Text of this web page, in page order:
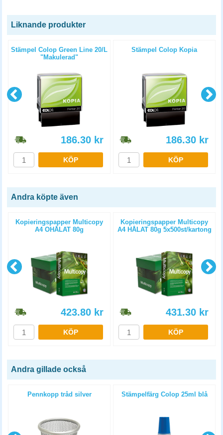
Liknande produkter
Stämpel Colop Green Line 20/L
"Makulerad"
186.30 kr
KÖP
Stämpel Colop Kopia
186.30 kr
KÖP
Andra köpte även
Kopieringspapper Multicopy
A4 OHÅLAT 80g
423.80 kr
KÖP
Kopieringspapper Multicopy
A4 HÅLAT 80g 5x500st/kartong
431.30 kr
KÖP
Andra gillade också
Pennkopp tråd silver Stämpelfärg Colop 25ml blå